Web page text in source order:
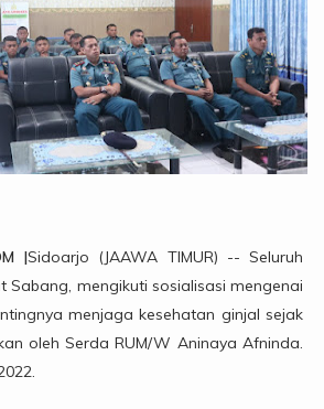
|Sidoarjo (JAAWA TIMUR) -- Seluruh
Sabang, mengikuti sosialisasi mengenai
menjaga kesehatan ginjal sejak
oleh Serda RUM/W Aninaya Afninda.